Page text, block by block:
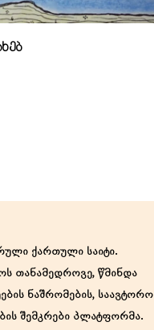
ქართული საიტი.
თანამედროვე, წმინდა
ნაშრომების, საავტორო
შემკრები პლატფორმა.